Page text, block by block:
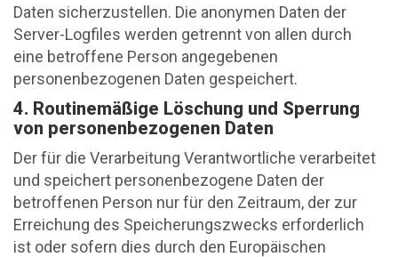
Daten sicherzustellen. Die anonymen Daten der
Server-Logfiles werden getrennt von allen durch
eine betroffene Person angegebenen
personenbezogenen Daten gespeichert.
4. Routinemäßige Löschung und Sperrung
von personenbezogenen Daten
Der für die Verarbeitung Verantwortliche verarbeitet
und speichert personenbezogene Daten der
betroffenen Person nur für den Zeitraum, der zur
Erreichung des Speicherungszwecks erforderlich
ist oder sofern dies durch den Europäischen